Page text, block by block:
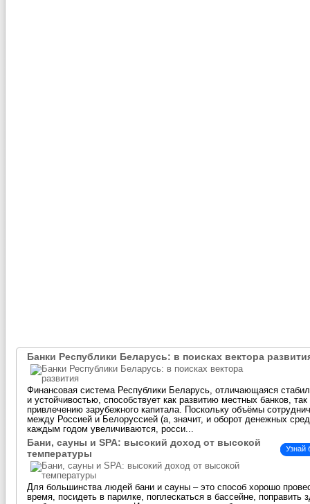
Банки Республики Беларусь: в поисках вектора
Финансовая система Республики Беларусь, отличающаяся
и устойчивостью, способствует как развитию местных банков, так
привлечению зарубежного капитала. Поскольку объёмы
между Россией и Белоруссией (а, значит, и оборот денежных
каждым годом увеличиваются, росси...
Узнай
Бани, сауны и SPA: высокий доход от высокой
температуры
Для большинства людей бани и сауны – это способ хорошо
время, посидеть в парилке, поплескаться в бассейне, поправить